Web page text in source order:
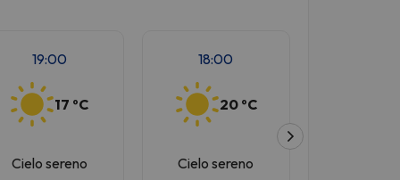
19:00
17 ºC
Cielo sereno
18:00
20 ºC
Cielo sereno